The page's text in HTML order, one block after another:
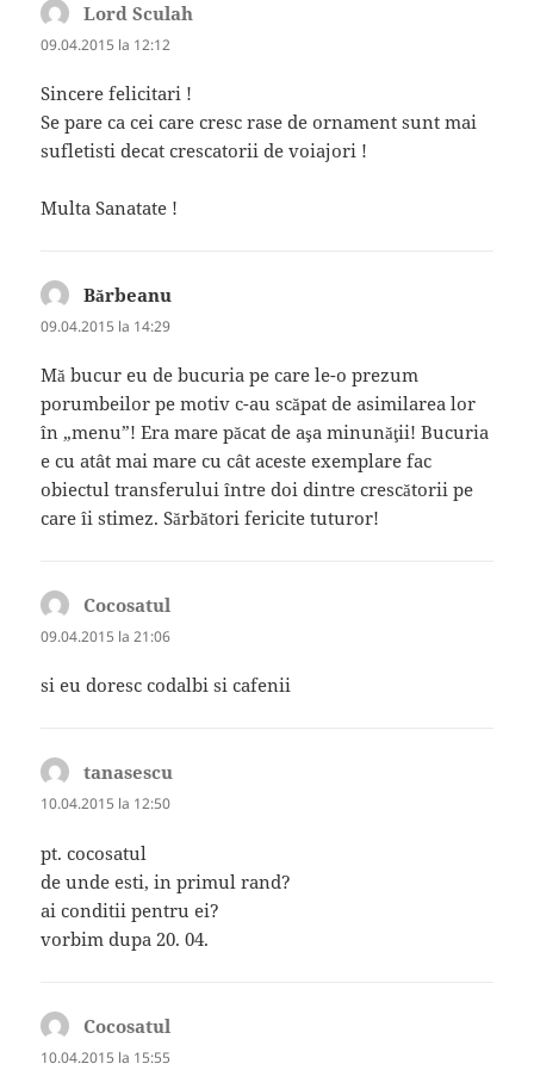
Lord Sculah
09.04.2015 la 12:12
Sincere felicitari !
Se pare ca cei care cresc rase de ornament sunt mai
sufletisti decat crescatorii de voiajori !
Multa Sanatate !
Bărbeanu
09.04.2015 la 14:29
Mă bucur eu de bucuria pe care le-o prezum
porumbeilor pe motiv c-au scăpat de asimilarea lor
în „menu”! Era mare păcat de aşa minunăţii! Bucuria
e cu atât mai mare cu cât aceste exemplare fac
obiectul transferului între doi dintre crescătorii pe
care îi stimez. Sărbători fericite tuturor!
Cocosatul
09.04.2015 la 21:06
si eu doresc codalbi si cafenii
tanasescu
10.04.2015 la 12:50
pt. cocosatul
de unde esti, in primul rand?
ai conditii pentru ei?
vorbim dupa 20. 04.
Cocosatul
10.04.2015 la 15:55